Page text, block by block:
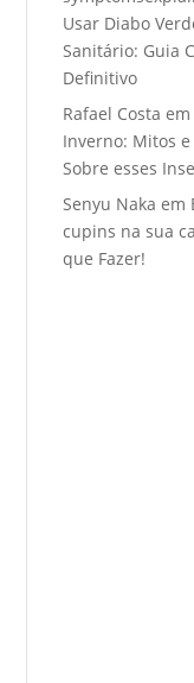
Usar Diabo
Sanitário: Guia
Definitivo
Rafael Costa em
Inverno: Mitos e
Sobre esses
Senyu Naka em
cupins na sua
que Fazer!